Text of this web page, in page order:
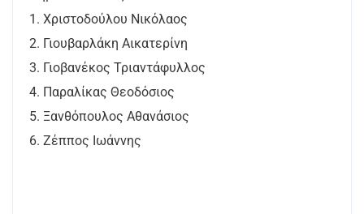
1. Χριστοδούλου Νικόλαος
2. Γιουβαρλάκη Αικατερίνη
3. Γιοβανέκος Τριαντάφυλλος
4. Παραλίκας Θεοδόσιος
5. Ξανθόπουλος Αθανάσιος
6. Ζέππος Ιωάννης